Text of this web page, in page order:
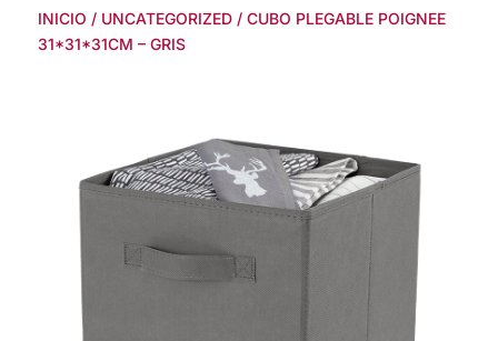
INICIO / UNCATEGORIZED/ CUBO PLEGABLE POIGNEE
31*31*31CM – GRIS